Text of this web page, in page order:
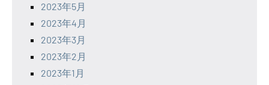
2023年5月
2023年4月
2023年3月
2023年2月
2023年1月